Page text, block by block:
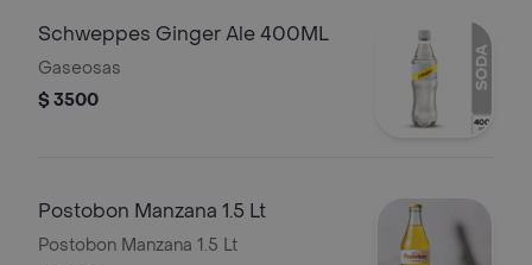
Schweppes Ginger Ale 400ML
Gaseosas
$ 3500
Postobon Manzana 1.5 Lt
Postobon Manzana 1.5 Lt